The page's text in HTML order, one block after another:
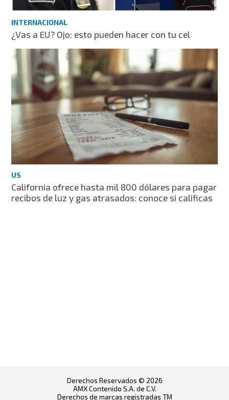
INTERNACIONAL
¿Vas a EU? Ojo: esto pueden hacer con tu cel
US
California ofrece hasta mil 800 dólares para pagar
recibos de luz y gas atrasados: conoce si calificas
Derechos Reservados © 2026
AMX Contenido S.A. de C.V.
Derechos de marcas registradas TM